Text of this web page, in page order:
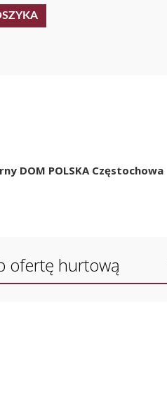
DOM POLSKA Częstochowa
ofertę hurtową